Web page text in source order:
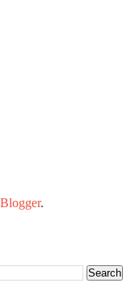
Blogger.